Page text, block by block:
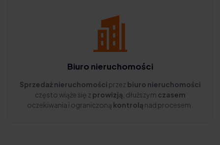
Biuro nieruchomości
Sprzedaż nieruchomości przez biuro nieruchomości
często wiąże się z prowizją , dłuższym czasem
oczekiwania i ograniczoną kontrolą nad procesem.